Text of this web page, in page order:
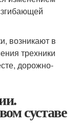
возникают в
трехники
дорожно-
суставе